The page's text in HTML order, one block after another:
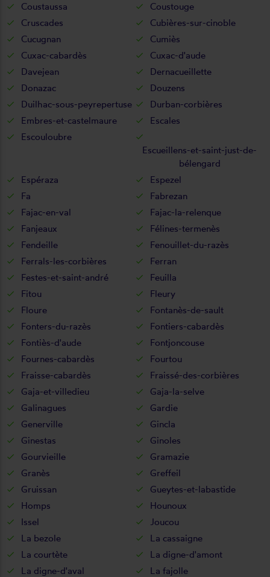
Coustaussa
Coustouge
Cruscades
Cubières-sur-cinoble
Cucugnan
Cumiès
Cuxac-cabardès
Cuxac-d'aude
Davejean
Dernacueillette
Donazac
Douzens
Duilhac-sous-peyrepertuse
Durban-corbières
Embres-et-castelmaure
Escales
Escouloubre
Escueillens-et-saint-just-de-
bélengard
Espéraza
Espezel
Fa
Fabrezan
Fajac-en-val
Fajac-la-relenque
Fanjeaux
Félines-termenès
Fendeille
Fenouillet-du-razès
Ferrals-les-corbières
Ferran
Festes-et-saint-andré
Feuilla
Fitou
Fleury
Floure
Fontanès-de-sault
Fonters-du-razès
Fontiers-cabardès
Fontiès-d'aude
Fontjoncouse
Fournes-cabardès
Fourtou
Fraisse-cabardès
Fraissé-des-corbières
Gaja-et-villedieu
Gaja-la-selve
Galinagues
Gardie
Generville
Gincla
Ginestas
Ginoles
Gourvieille
Gramazie
Granès
Greffeil
Gruissan
Gueytes-et-labastide
Homps
Hounoux
Issel
Joucou
La bezole
La cassaigne
La courtète
La digne-d'amont
La digne-d'aval
La fajolle